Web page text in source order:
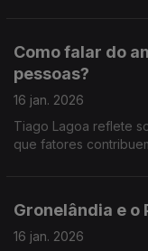
Como falar do
pessoas?
16 jan. 2026
Tiago Lagoa reflete
que fatores
Gronelândia e o
16 jan. 2026